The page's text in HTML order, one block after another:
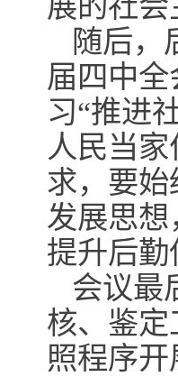
随后，
届四中
习“推进
人民当
求，要
发展思
提升后
会议最
核、鉴
照程序